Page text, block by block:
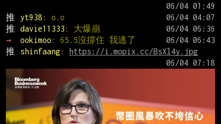
推
yt938 : o.o
推
davie11333 : 大爆崩
→
ookimoo : 65.5沒撐住 我逃了
推
shinfaang:
https://i.mopix.cc/BsXl4y.jpg